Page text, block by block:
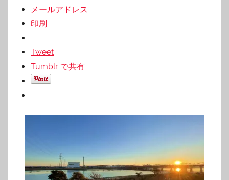
メールアドレス
印刷
Tweet
Tumblr で共有